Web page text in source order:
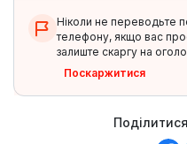
Ніколи не переводьте
телефону, якщо вас
залиште скаргу на
Поскаржитися